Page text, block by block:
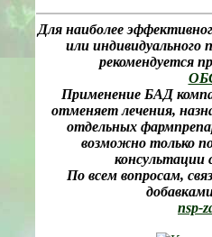
Для наиболее
или
рекомендуется
Применение БАД
отменяет лечения,
отдельных
возможно только
консультации
По всем вопросам,
nsp-